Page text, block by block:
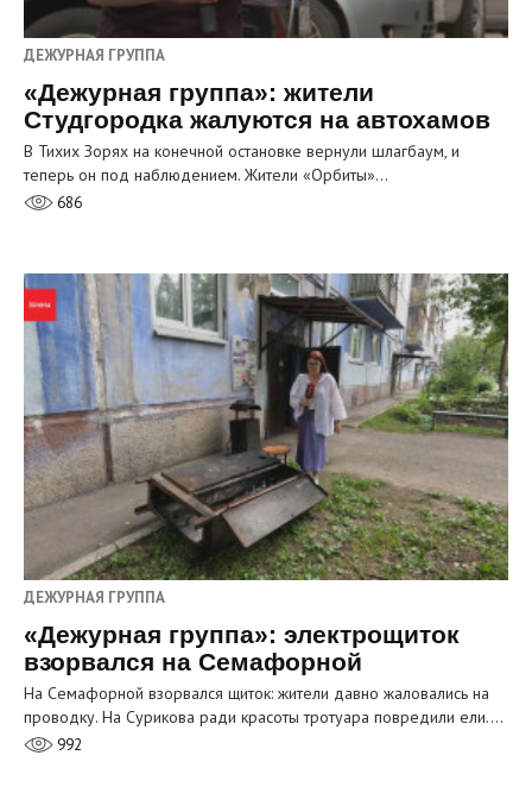
ДЕЖУРНАЯ ГРУППА
«Дежурная группа»: жители
Студгородка жалуются на автохамов
В Тихих Зорях на конечной остановке вернули шлагбаум, и
теперь он под наблюдением. Жители «Орбиты»…
686
ДЕЖУРНАЯ ГРУППА
«Дежурная группа»: электрощиток
взорвался на Семафорной
На Семафорной взорвался щиток: жители давно жаловались на
проводку. На Сурикова ради красоты тротуара повредили ели.…
992